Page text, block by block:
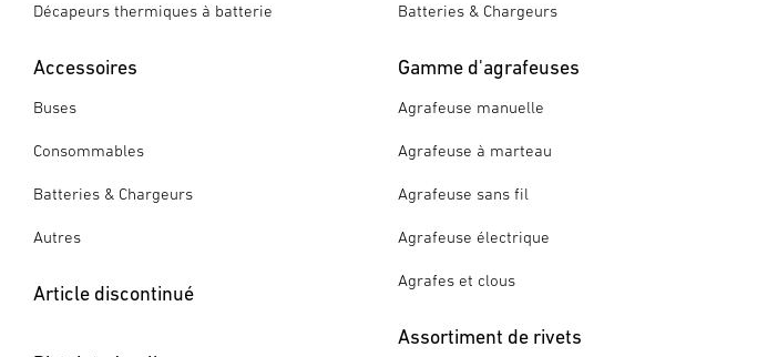
Décapeurs thermiques à batterie
Accessoires
Buses
Consommables
Batteries & Chargeurs
Autres
Article discontinué
Batteries & Chargeurs
Gamme d'agrafeuses
Agrafeuse manuelle
Agrafeuse à marteau
Agrafeuse sans fil
Agrafeuse électrique
Agrafes et clous
Assortiment de rivets